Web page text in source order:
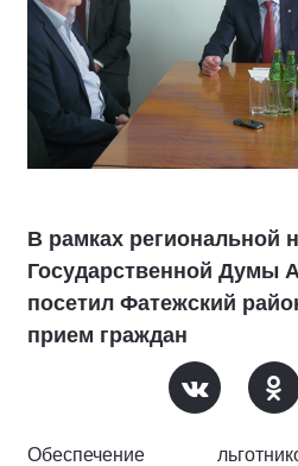
В рамках региональной
Государственной Думы
посетил Фатежский
прием граждан
Обеспечение